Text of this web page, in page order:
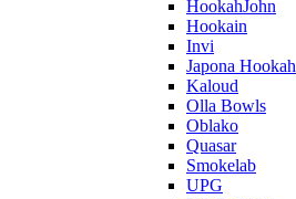
HookahJohn
Hookain
Invi
Japona Hookah
Kaloud
Olla Bowls
Oblako
Quasar
Smokelab
UPG